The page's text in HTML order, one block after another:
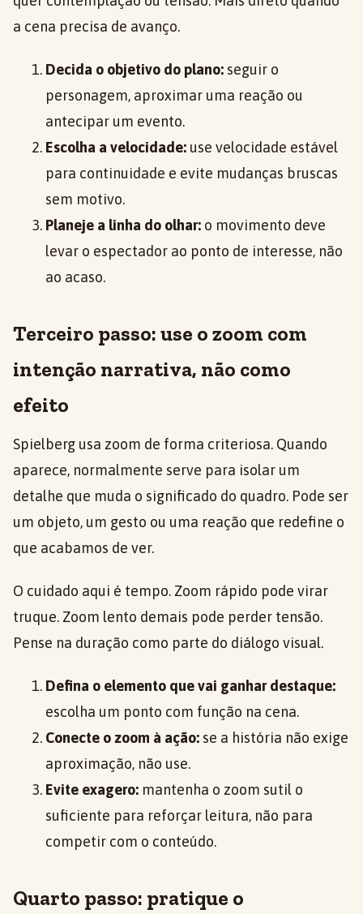
a cena precisa de avanço.
Decida o objetivo do plano: seguir o
personagem, aproximar uma reação ou
antecipar um evento.
Escolha a velocidade: use velocidade estável
para continuidade e evite mudanças bruscas
sem motivo.
Planeje a linha do olhar: o movimento deve
levar o espectador ao ponto de interesse, não
ao acaso.
Terceiro passo: use o zoom com
intenção narrativa, não como
efeito
Spielberg usa zoom de forma criteriosa. Quando
aparece, normalmente serve para isolar um
detalhe que muda o significado do quadro. Pode ser
um objeto, um gesto ou uma reação que redefine o
que acabamos de ver.
O cuidado aqui é tempo. Zoom rápido pode virar
truque. Zoom lento demais pode perder tensão.
Pense na duração como parte do diálogo visual.
Defina o elemento que vai ganhar destaque:
escolha um ponto com função na cena.
Conecte o zoom à ação: se a história não exige
aproximação, não use.
Evite exagero: mantenha o zoom sutil o
suficiente para reforçar leitura, não para
competir com o conteúdo.
Quarto passo: pratique o